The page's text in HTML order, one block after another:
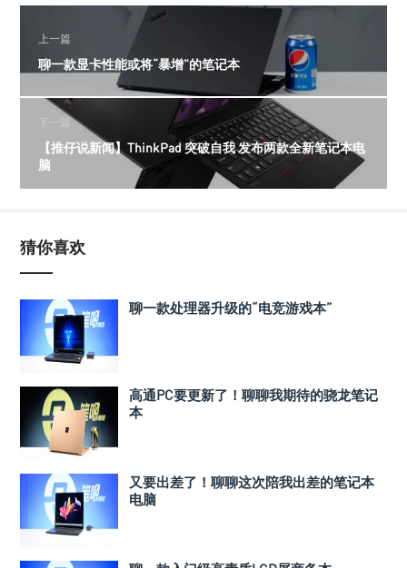
上一篇
聊一款显卡性能或将“暴增”的笔记本
下一篇
【推仔说新闻】ThinkPad 突破自我 发布两款全新笔记本电
脑
猜你喜欢
聊一款处理器升级的“电竞游戏本”
高通PC要更新了！聊聊我期待的骁龙笔记
本
又要出差了！聊聊这次陪我出差的笔记本
电脑